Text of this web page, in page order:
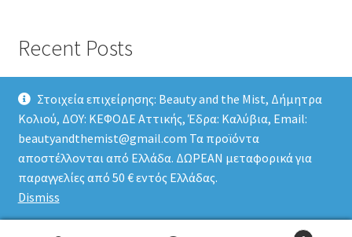
Recent Posts
© Beauty and the Mist 2026
Privacy Policy
Built with Storefront & WooCommerce
Στοιχεία επιχείρησης: Beauty and the Mist, Δήμητρα
Κολιού, ΔΟΥ: ΚΕΦΟΔΕ Αττικής, Έδρα: Καλύβια, Email:
beautyandthemist@gmail.com Τα προϊόντα
αποστέλλονται από Ελλάδα. ΔΩΡΕΑΝ μεταφορικά για
παραγγελίες από 50 € εντός Ελλάδας.
Dismiss